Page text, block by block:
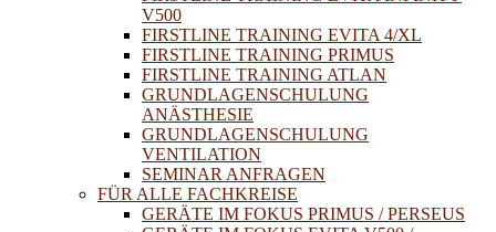
V500
FIRSTLINE TRAINING EVITA 4/XL
FIRSTLINE TRAINING PRIMUS
FIRSTLINE TRAINING ATLAN
GRUNDLAGENSCHULUNG
ANÄSTHESIE
GRUNDLAGENSCHULUNG
VENTILATION
SEMINAR ANFRAGEN
FÜR ALLE FACHKREISE
GERÄTE IM FOKUS PRIMUS / PERSEUS